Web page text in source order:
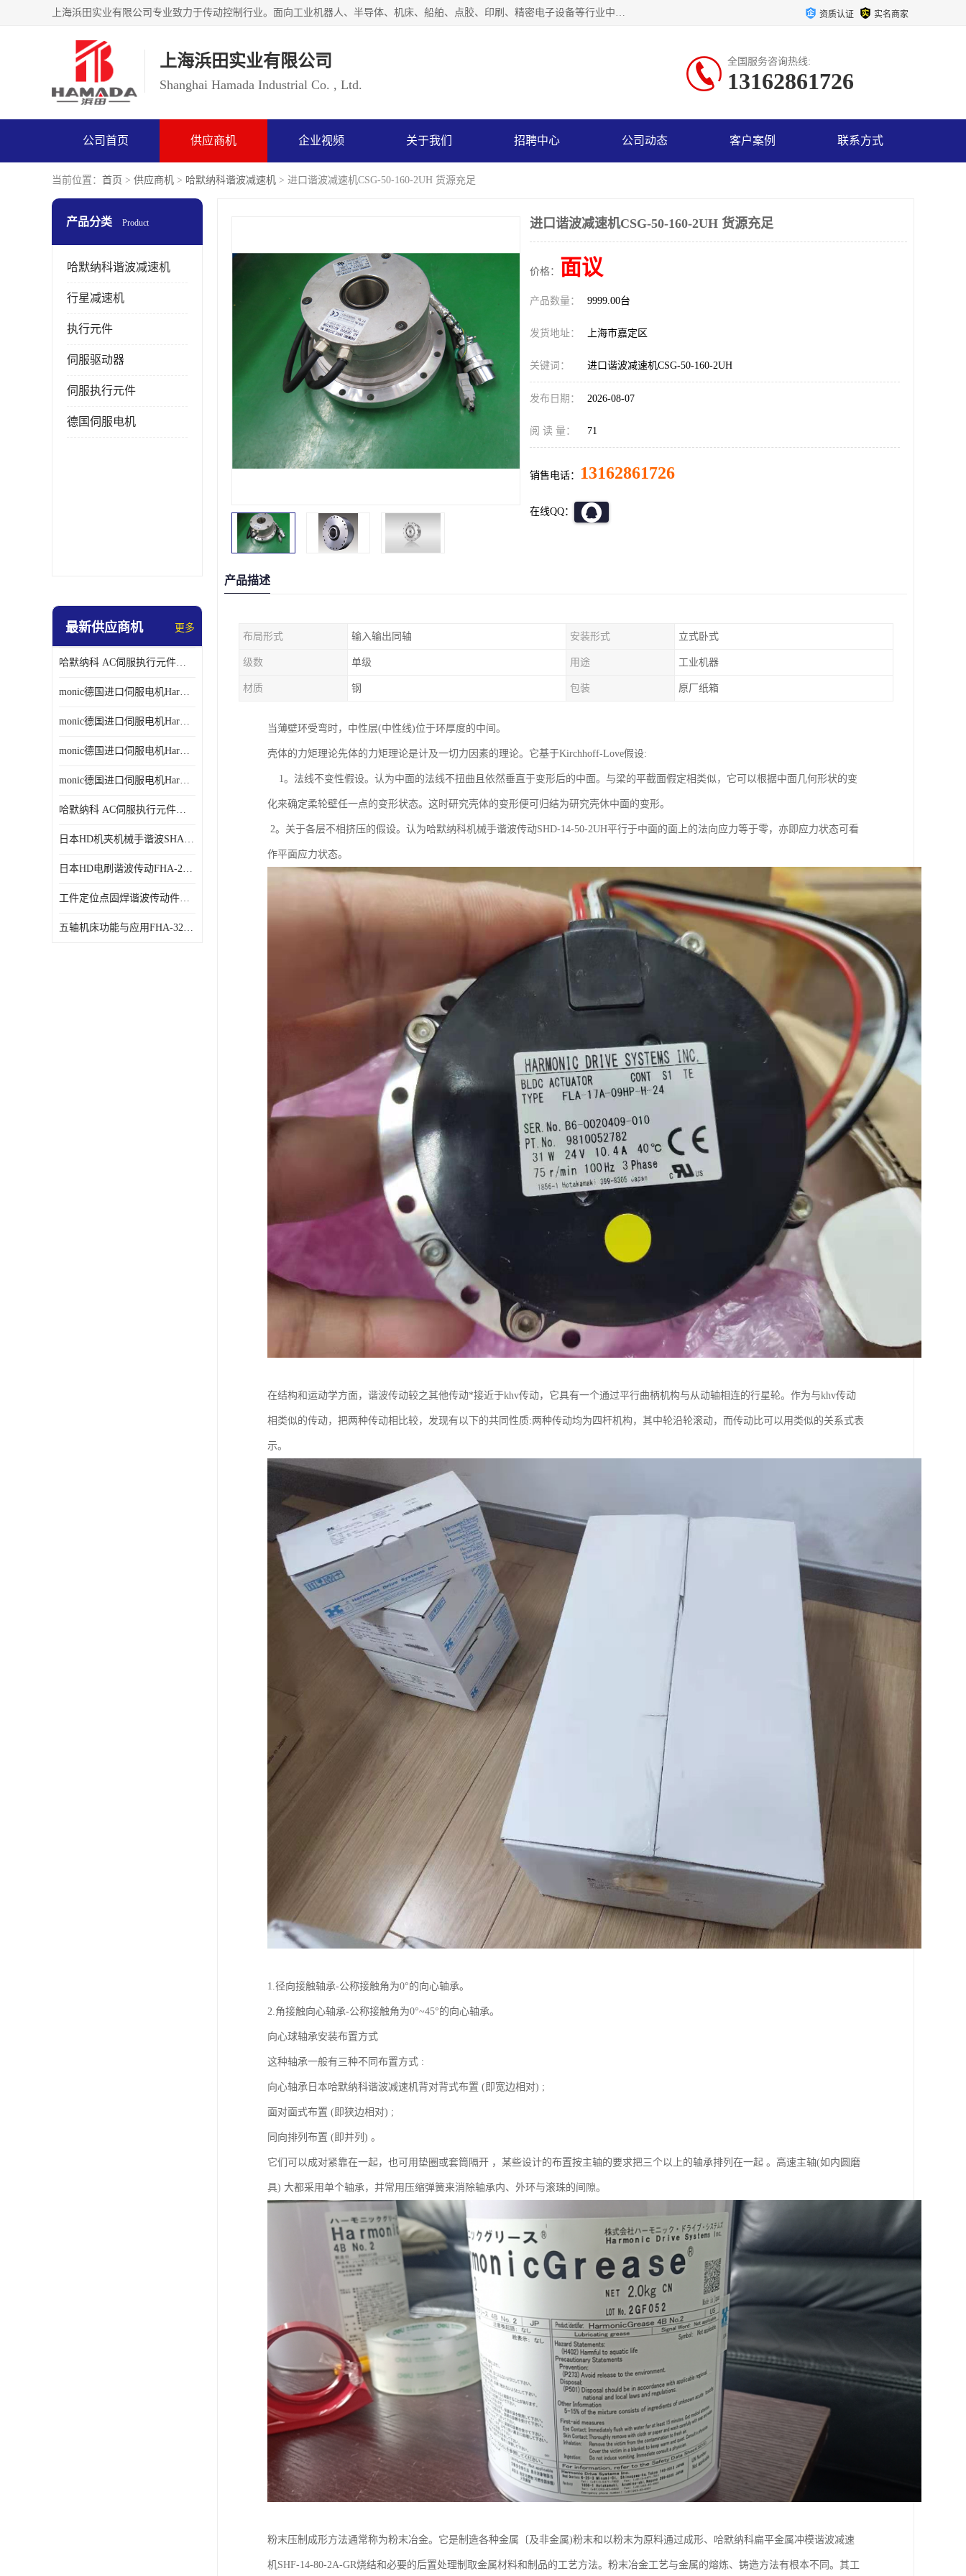
上海浜田实业有限公司专业致力于传动控制行业。面向工业机器人、半导体、机床、船舶、点胶、印刷、精密电子设备等行业中的运动控制技术。为日本哈默纳科（HarmonicDrive简称HD）中国地区定代理商，其生产的HarmonicDrive谐波减速机，具有轻量、小型、传动效率高、减速范围广、精度高等特点，被广泛应用于各种传动系统中。完善的技术，完善的售后，让您的选择无后顾之忧，欢迎您的来电洽谈！ 资质认证 实名商家
上海浜田实业有限公司
Shanghai Hamada Industrial Co. , Ltd.
全国服务咨询热线:
13162861726
公司首页 供应商机 企业视频 关于我们 招聘中心 公司动态 客户案例 联系方式
当前位置： 首页 > 供应商机 > 哈默纳科谐波减速机 > 进口谐波减速机CSG-50-160-2UH 货源充足
产品分类 Product
哈默纳科谐波减速机
行星减速机
执行元件
伺服驱动器
伺服执行元件
德国伺服电机
最新供应商机 更多
哈默纳科 AC伺服执行元件扁平型SHA系列 议价
monic德国进口伺服电机Har中国总代理单价
monic德国进口伺服电机Har中国总代理代理
monic德国进口伺服电机Har中国总代理公司
monic德国进口伺服电机Har中国总代理供应
哈默纳科 AC伺服执行元件扁平型SHA系列
日本HD机夹机械手谐波SHA32A120CG-B12B
日本HD电刷谐波传动FHA-25C-50-E250-C
工件定位点固焊谐波传动件哈默纳科CSF-45-100-2UH
五轴机床功能与应用FHA-32C-50-US250
进口谐波减速机CSG-50-160-2UH 货源充足
价格： 面议
产品数量： 9999.00台
发货地址： 上海市嘉定区
关键词： 进口谐波减速机CSG-50-160-2UH
发布日期： 2026-08-07
阅 读 量： 71
销售电话： 13162861726
在线QQ：
产品描述
布局形式 输入输出同轴 安装形式 立式卧式
级数 单级 用途 工业机器
材质 钢 包装 原厂纸箱
当薄壁环受弯时，中性层(中性线)位于环厚度的中间。
壳体的力矩理论先体的力矩理论是计及一切力因素的理论。它基于Kirchhoff-Love假设:
1。法线不变性假设。认为中面的法线不扭曲且依然垂直于变形后的中面。与梁的平截面假定相类似，它可以根据中面几何形状的变
化来确定柔轮壁任一点的变形状态。这时研究壳体的变形便可归结为研究壳休中面的变形。
2。关于各层不相挤压的假设。认为哈默纳科机械手谐波传动SHD-14-50-2UH平行于中面的面上的法向应力等于零，亦即应力状态可看
作平面应力状态。
在结构和运动学方面，谐波传动较之其他传动*接近于khv传动，它具有一个通过平行曲柄机构与从动轴相连的行星轮。作为与khv传动
相类似的传动，把两种传动相比较，发现有以下的共同性质:两种传动均为四杆机构，其中轮沿轮滚动，而传动比可以用类似的关系式表
示。
1.径向接触轴承-公称接触角为0°的向心轴承。
2.角接触向心轴承-公称接触角为0°~45°的向心轴承。
向心球轴承安装布置方式
这种轴承一般有三种不同布置方式 :
向心轴承日本哈默纳科谐波减速机背对背式布置 (即宽边相对) ;
面对面式布置 (即狭边相对) ;
同向排列布置 (即并列) 。
它们可以成对紧靠在一起，也可用垫圈或套筒隔开 ，某些设计的布置按主轴的要求把三个以上的轴承排列在一起 。高速主轴(如内圆磨
具) 大都采用单个轴承，并常用压缩弹簧来消除轴承内、外环与滚珠的间隙。
粉末压制成形方法通常称为粉末冶金。它是制造各种金属〔及非金属)粉末和以粉末为原料通过成形、哈默纳科扁平金属冲模谐波减速
机SHF-14-80-2A-GR烧结和必要的后置处理制取金属材料和制品的工艺方法。粉末冶金工艺与金属的熔炼、铸造方法有根本不同。其工